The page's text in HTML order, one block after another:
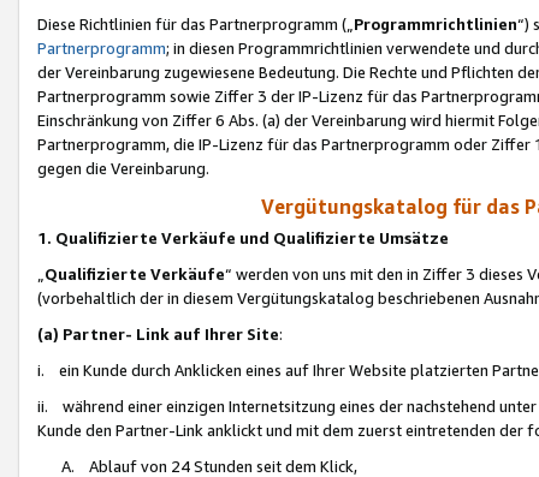
Diese Richtlinien für das Partnerprogramm („Programmrichtlinien“)
Partnerprogramm; in diesen Programmrichtlinien verwendete und
der Vereinbarung zugewiesene Bedeutung. Die Rechte und Pflichten
Partnerprogramm sowie Ziffer 3 der IP-Lizenz für das
Einschränkung von Ziffer 6 Abs. (a) der Vereinbarung wird hiermit
Partnerprogramm, die IP-Lizenz für das Partnerprogramm oder
gegen die Vereinbarung.
Vergütungskatalog für das
1. Qualifizierte Verkäufe und Qualifizierte Umsätze
Qualifizierte Verkäufe“ werden von uns mit den in Ziffer 3
(vorbehaltlich der in diesem Vergütungskatalog beschriebenen
(a) Partner- Link auf Ihrer Site:
i. ein Kunde durch Anklicken eines auf Ihrer Website platzierten
ii. während einer einzigen Internetsitzung eines der nachstehend
Kunde den Partner-Link anklickt und mit dem zuerst eintretenden der
A. Ablauf von 24 Stunden seit dem Klick,